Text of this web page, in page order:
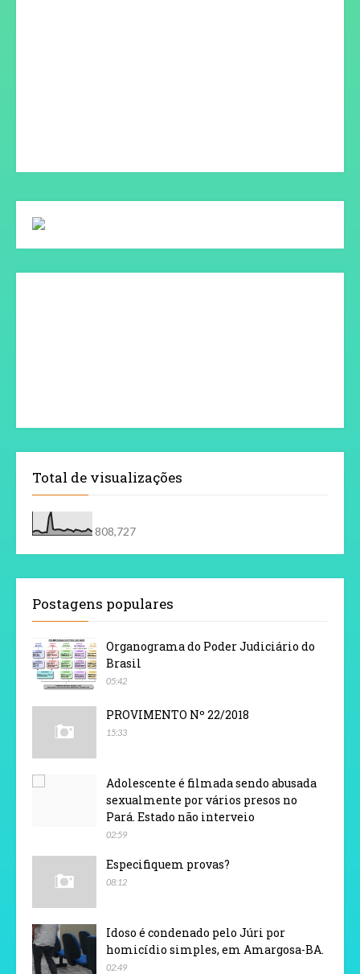
Total de visualizações
808,727
Postagens populares
Organograma do Poder Judiciário do
Brasil
05:42
PROVIMENTO Nº 22/2018
15:33
Adolescente é filmada sendo abusada
sexualmente por vários presos no
Pará. Estado não interveio
02:59
Especifiquem provas?
08:12
Idoso é condenado pelo Júri por
homicídio simples, em Amargosa-BA.
02:49